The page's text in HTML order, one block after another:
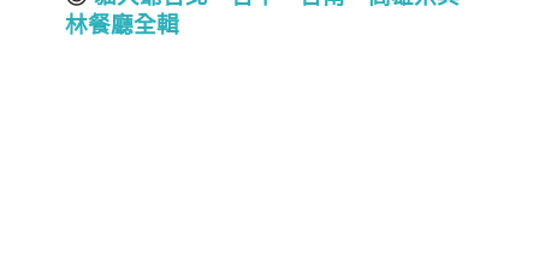
林餐廳全輯